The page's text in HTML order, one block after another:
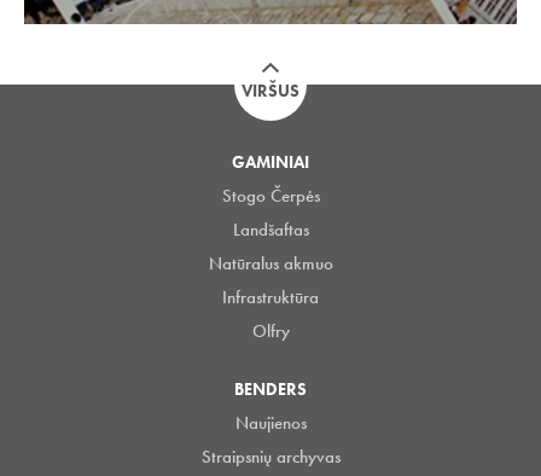
VIRŠUS
GAMINIAI
Stogo Čerpės
Landšaftas
Natūralus akmuo
Infrastruktūra
Olfry
BENDERS
Naujienos
Straipsnių archyvas